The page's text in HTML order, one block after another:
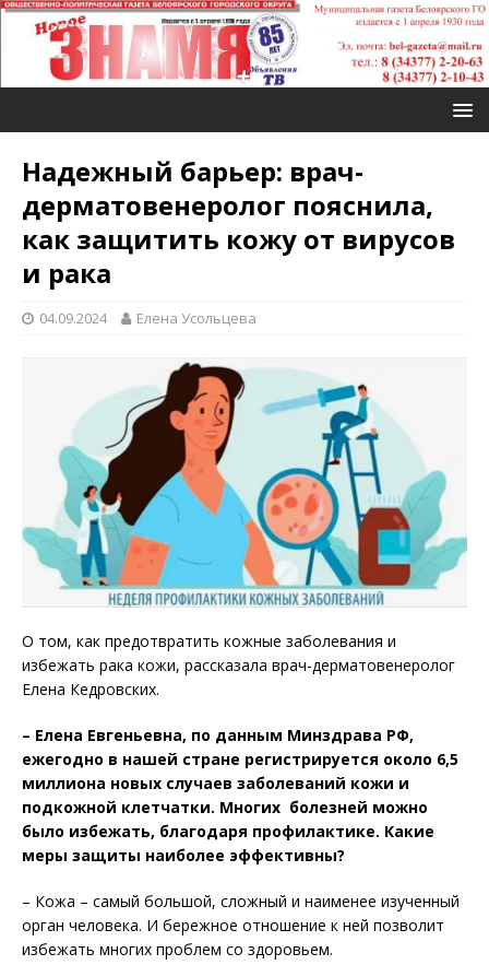
Надежный барьер: врач-
дерматовенеролог пояснила,
как защитить кожу от вирусов
и рака
04.09.2024 Елена Усольцева
О том, как предотвратить кожные заболевания и
избежать рака кожи, рассказала врач-дерматовенеролог
Елена Кедровских.
– Елена Евгеньевна, по данным Минздрава РФ,
ежегодно в нашей стране регистрируется около 6,5
миллиона новых случаев заболеваний кожи и
подкожной клетчатки. Многих болезней можно
было избежать, благодаря профилактике. Какие
меры защиты наиболее эффективны?
– Кожа – самый большой, сложный и наименее изученный
орган человека. И бережное отношение к ней позволит
избежать многих проблем со здоровьем.